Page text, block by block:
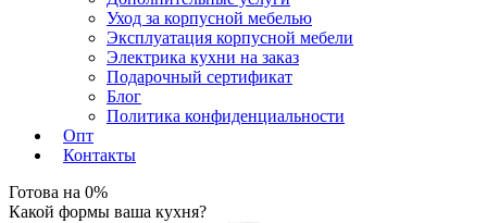
Уход за корпусной мебелью
Эксплуатация корпусной мебели
Электрика кухни на заказ
Подарочный сертификат
Блог
Политика конфиденциальности
Опт
Контакты
Готова на 0%
Какой формы ваша кухня?
Изменить